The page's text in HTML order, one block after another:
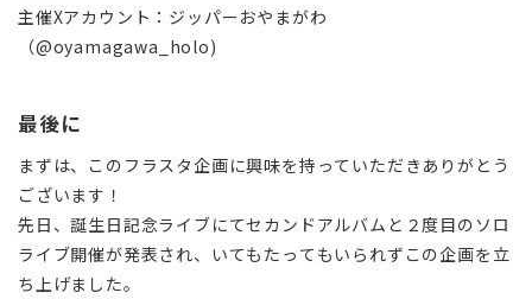
主催Xアカウント：ジッパーおやまがわ
（@oyamagawa_holo)
最後に
まずは、このフラスタ企画に興味を持っていただきありがとう
ございます！
先日、誕生日記念ライブにてセカンドアルバムと２度目のソロ
ライブ開催が発表され、いてもたってもいられずこの企画を立
ち上げました。